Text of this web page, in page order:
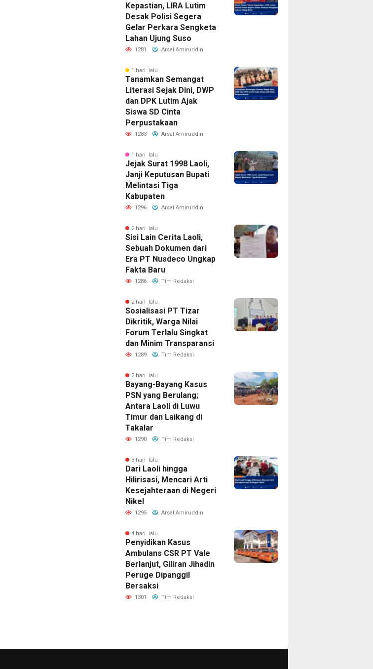
Kepastian, LIRA Lutim
Desak Polisi Segera
Gelar Perkara Sengketa
Lahan Ujung Suso
1281 Arsal Amiruddin
1 hari lalu
Tanamkan Semangat
Literasi Sejak Dini, DWP
dan DPK Lutim Ajak
Siswa SD Cinta
Perpustakaan
1283 Arsal Amiruddin
1 hari lalu
Jejak Surat 1998 Laoli,
Janji Keputusan Bupati
Melintasi Tiga
Kabupaten
1296 Arsal Amiruddin
2 hari lalu
Sisi Lain Cerita Laoli,
Sebuah Dokumen dari
Era PT Nusdeco Ungkap
Fakta Baru
1286 Tim Redaksi
2 hari lalu
Sosialisasi PT Tizar
Dikritik, Warga Nilai
Forum Terlalu Singkat
dan Minim Transparansi
1289 Tim Redaksi
2 hari lalu
Bayang-Bayang Kasus
PSN yang Berulang;
Antara Laoli di Luwu
Timur dan Laikang di
Takalar
1290 Tim Redaksi
3 hari lalu
Dari Laoli hingga
Hilirisasi, Mencari Arti
Kesejahteraan di Negeri
Nikel
1295 Arsal Amiruddin
4 hari lalu
Penyidikan Kasus
Ambulans CSR PT Vale
Berlanjut, Giliran Jihadin
Peruge Dipanggil
Bersaksi
1301 Tim Redaksi